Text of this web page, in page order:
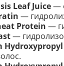
Leaf Juice—
—
Protein —
—